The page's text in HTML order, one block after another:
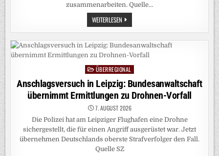
zusammenarbeiten. Quelle…
WEITERLESEN TÜRKEI,
SAUDI-
ARABIEN
PAKISTAN
SCHLIESSEN P
AKT
Posted
in
ÜBERREGIONAL
Anschlagsversuch in Leipzig: Bundesanwaltschaft
übernimmt Ermittlungen zu Drohnen-Vorfall
7. AUGUST 2026
Die Polizei hat am Leipziger Flughafen eine Drohne
sichergestellt, die für einen Angriff ausgerüstet war. Jetzt
übernehmen Deutschlands oberste Strafverfolger den Fall.
Quelle SZ